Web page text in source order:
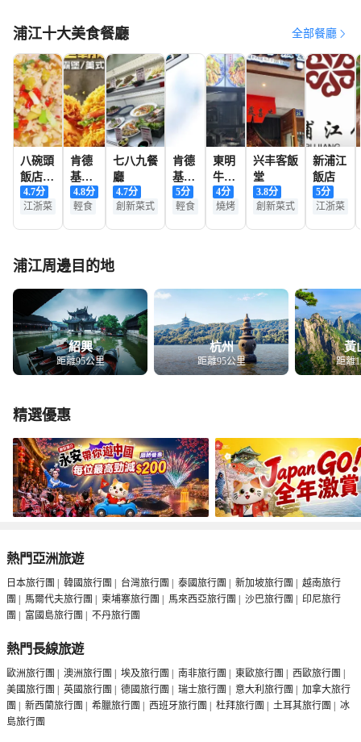
浦江十大美食餐廳 全部餐廳
八碗頭
飯店
（仙華
路店）
4.7分
江浙菜
肯德
基
（財
富廣
4.8分
輕食
七八九餐
廳
4.7分
創新菜式
肯德
基
（浦
江福
5分
輕食
東明
牛清
湯
4分
燒烤
兴丰客飯
堂
3.8分
創新菜式
新浦江
飯店
5分
江浙菜
浦江周邊目的地
紹興
距離95公里
杭州
距離95公里
黃
距離
精選優惠
熱門亞洲旅遊
日本旅行團 | 韓國旅行團 | 台灣旅行團 | 泰國旅行團 | 新加坡旅行團 | 越南旅行
團 | 馬爾代夫旅行團 | 柬埔寨旅行團 | 馬來西亞旅行團 | 沙巴旅行團 | 印尼旅行
團 | 富國島旅行團 | 不丹旅行團
熱門長線旅遊
歐洲旅行團 | 澳洲旅行團 | 埃及旅行團 | 南非旅行團 | 東歐旅行團 | 西歐旅行團 |
美國旅行團 | 英國旅行團 | 德國旅行團 | 瑞士旅行團 | 意大利旅行團 | 加拿大旅行
團 | 新西蘭旅行團 | 希臘旅行團 | 西班牙旅行團 | 杜拜旅行團 | 土耳其旅行團 | 冰
島旅行團